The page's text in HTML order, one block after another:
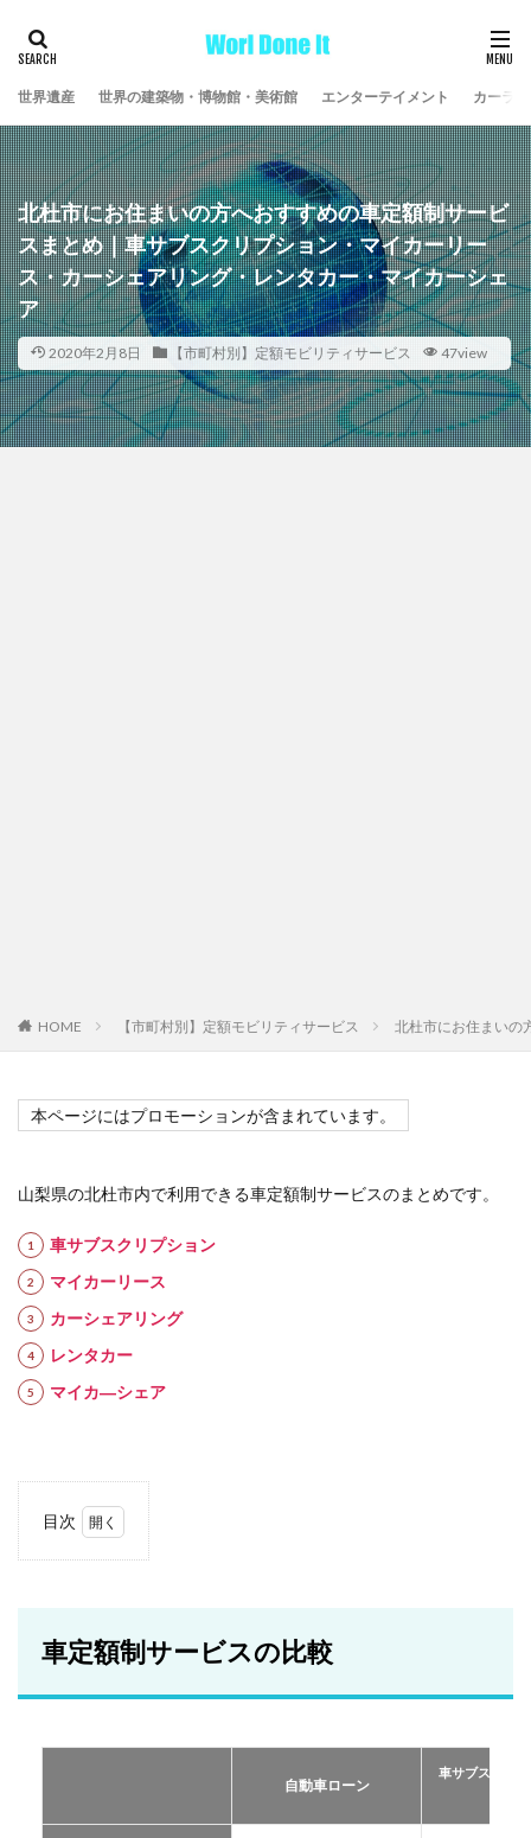
世界遺産 世界の建築物・博物館・美術館 エンターテイメント カーラ
北杜市にお住まいの方へおすすめの車定額制サービ
スまとめ｜車サブスクリプション・マイカーリー
ス・カーシェアリング・レンタカー・マイカーシェ
ア
2020年2月8日 【市町村別】定額モビリティサービス 47view
HOME 【市町村別】定額モビリティサービス 北杜市にお住まいの
本ページにはプロモーションが含まれています。
山梨県の北杜市内で利用できる車定額制サービスのまとめです。
車サブスクリプション
マイカーリース
カーシェアリング
レンタカー
マイカ―シェア
目次
ビス
の比
おす
サー
車定額制サービスの比較
自動車ローン
車サブスクリ